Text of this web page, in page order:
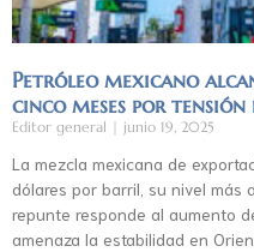
Petróleo mexicano
cinco meses por
Editor general junio 19, 2025
La mezcla mexicana de
dólares por barril, su nivel más
repunte responde al aumento
amenaza la estabilidad en